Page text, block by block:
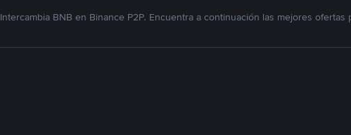
Intercambia BNB en Binance P2P. Encuentra a continuación las mejores